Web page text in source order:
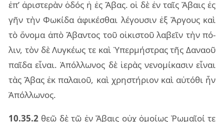
ἐπ’ ἀρι­στε­ρὰν ὁδός ἡ ἐς Ἄβας. οἱ δὲ ἐν ταῖς Ἄβαις ἐς
γῆν τὴν Φωκί­δα ἀφι­κέ­σθαι λέ­γου­σιν ἐξ Ἄργους καὶ
τὸ ὄνο­μα ἀπὸ Ἄβαν­τος τοῦ οἰ­κι­στοῦ λα­βεῖν τὴν πό­
λιν, τὸν δὲ Λυγ­κέ­ως τε καὶ Ὑπερ­μή­στρας τῆς Δανα­οῦ
παῖ­δα εἶ­ναι. Ἀπόλ­λω­νος δὲ ἱε­ρὰς νε­νο­μί­κα­σιν εἶ­ναι
τὰς Ἄβας ἐκ πα­λαιοῦ, καὶ χρη­στή­ριον καὶ αὐ­τό­θι ἦν
Ἀπόλ­λω­νος.
10.35.2 θεῷ δὲ τῷ ἐν Ἄβαις οὐχ ὁμοί­ως Ῥωμαῖ­οί τε